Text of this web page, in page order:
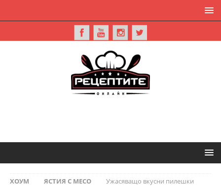
ХОУМ ЯСТИЯ С МЕСО
Ужасяващо вкусни пилешки